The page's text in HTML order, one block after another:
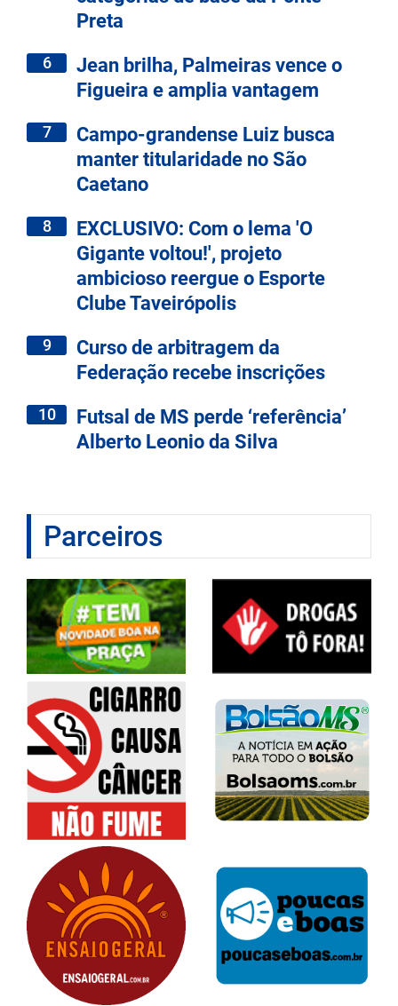
Preta
6
Jean brilha, Palmeiras vence o
Figueira e amplia vantagem
7
Campo-grandense Luiz busca
manter titularidade no São
Caetano
8
EXCLUSIVO: Com o lema 'O
Gigante voltou!', projeto
ambicioso reergue o Esporte
Clube Taveirópolis
9
Curso de arbitragem da
Federação recebe inscrições
10
Futsal de MS perde ‘referência’
Alberto Leonio da Silva
Parceiros